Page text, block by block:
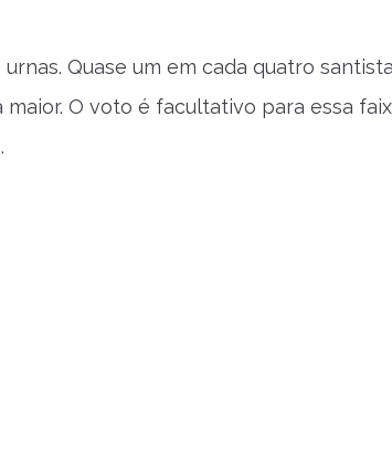
Quase um em cada quatro
O voto é facultativo para essa